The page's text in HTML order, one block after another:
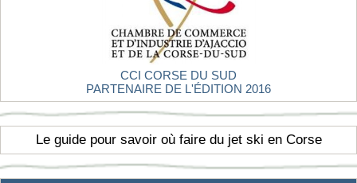
CCI CORSE DU SUD
PARTENAIRE DE L'ÉDITION 2016
Le guide pour savoir où faire du jet ski en Corse